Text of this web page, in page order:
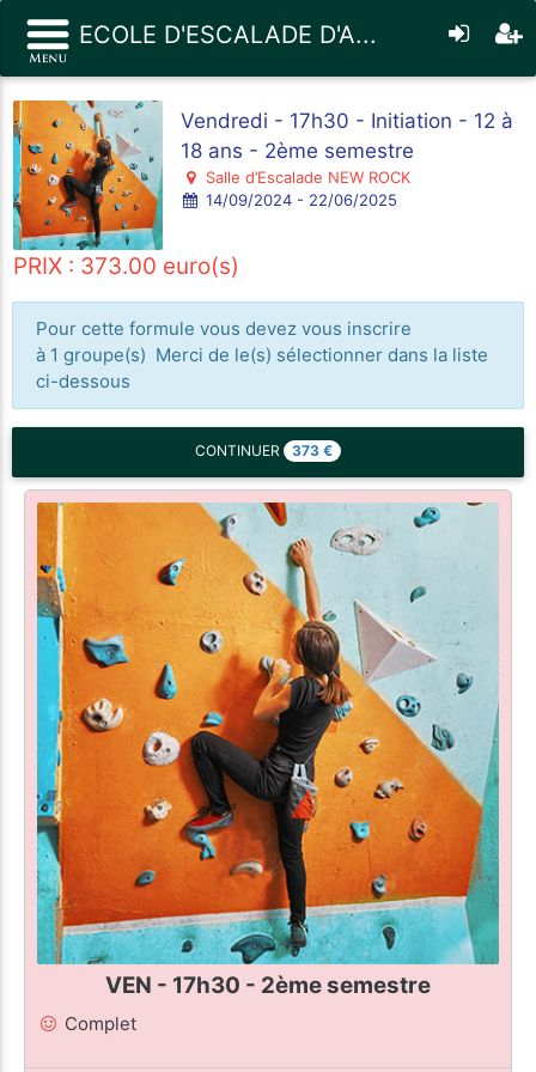
ECOLE D'ESCALADE D'A...
Vendredi - 17h30 - Initiation - 12 à
18 ans - 2ème semestre
Salle d’Escalade NEW ROCK
14/09/2024 - 22/06/2025
PRIX : 373.00 euro(s)
Pour cette formule vous devez vous inscrire
à 1 groupe(s) Merci de le(s) sélectionner dans la liste
ci-dessous
CONTINUER 373 €
VEN - 17h30 - 2ème semestre
Complet